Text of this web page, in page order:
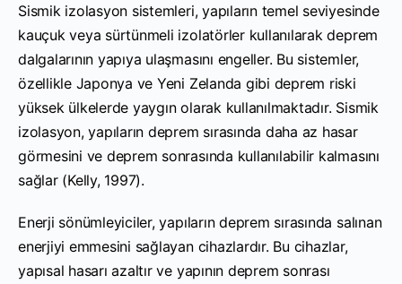
Sismik izolasyon sistemleri, yapıların temel seviyesinde
kauçuk veya sürtünmeli izolatörler kullanılarak deprem
dalgalarının yapıya ulaşmasını engeller. Bu sistemler,
özellikle Japonya ve Yeni Zelanda gibi deprem riski
yüksek ülkelerde yaygın olarak kullanılmaktadır. Sismik
izolasyon, yapıların deprem sırasında daha az hasar
görmesini ve deprem sonrasında kullanılabilir kalmasını
sağlar (Kelly, 1997).
Enerji sönümleyiciler, yapıların deprem sırasında salınan
enerjiyi emmesini sağlayan cihazlardır. Bu cihazlar,
yapısal hasarı azaltır ve yapının deprem sonrası